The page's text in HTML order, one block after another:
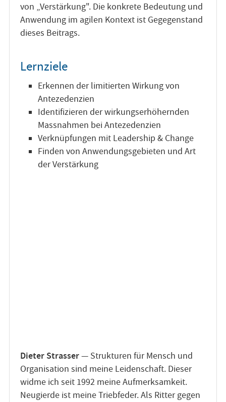
von „Verstärkung". Die konkrete Bedeutung und
Anwendung im agilen Kontext ist Gegegenstand
dieses Beitrags.
Lernziele
Erkennen der limitierten Wirkung von
Antezedenzien
Identifizieren der wirkungserhöhernden
Massnahmen bei Antezedenzien
Verknüpfungen mit Leadership & Change
Finden von Anwendungsgebieten und Art
der Verstärkung
Dieter Strasser— Strukturen für Mensch und
Organisation sind meine Leidenschaft. Dieser
widme ich seit 1992 meine Aufmerksamkeit.
Neugierde ist meine Triebfeder. Als Ritter gegen